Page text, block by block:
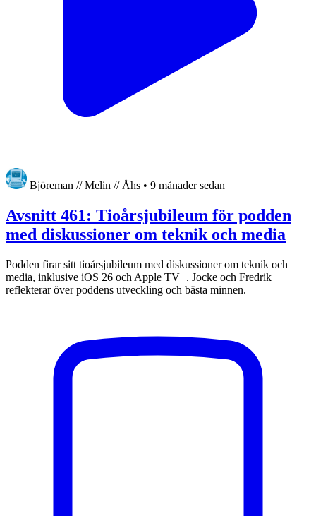
Björeman // Melin // Åhs • 9 månader sedan
Avsnitt 461: Tioårsjubileum för podden
med diskussioner om teknik och media
Podden firar sitt tioårsjubileum med diskussioner om teknik och
media, inklusive iOS 26 och Apple TV+. Jocke och Fredrik
reflekterar över poddens utveckling och bästa minnen.